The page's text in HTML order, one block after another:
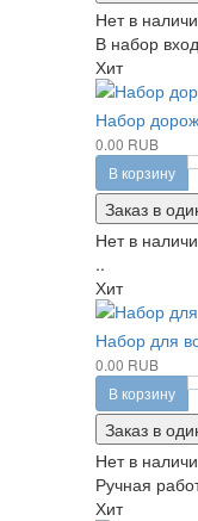
Нет в
В набор
Хит
Набор
0.00 RUB
В корзину
Заказ в
Нет в
..
Хит
Набор для
0.00 RUB
В корзину
Заказ в
Нет в
Ручная
Хит